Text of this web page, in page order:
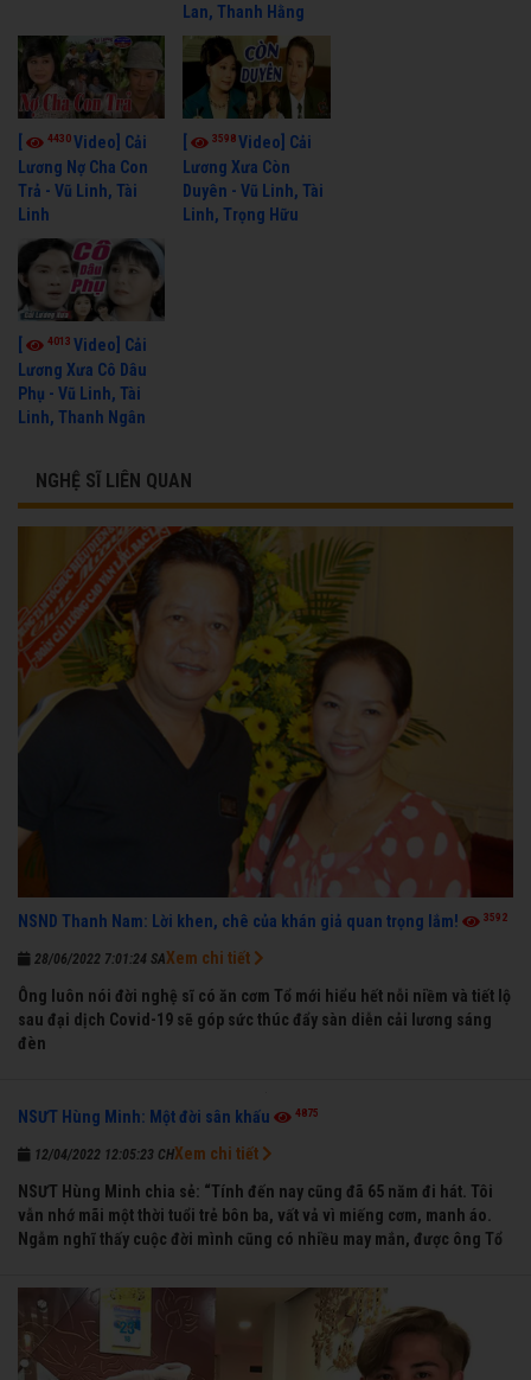
Lan, Thanh Hằng
4430Video] Cải
Lương Nợ Cha Con
Trả - Vũ Linh, Tài
Linh
3598Video] Cải
Lương Xưa Còn
Duyên - Vũ Linh, Tài
Linh, Trọng Hữu
[ 4013 Video] Cải
Lương Xưa Cô Dâu
Phụ - Vũ Linh, Tài
Linh, Thanh Ngân
NGHỆ SĨ LIÊN QUAN
NSND Thanh Nam: Lời khen, chê của khán giả quan trọng lắm! 3592
28/06/2022 7:01:24 SA
Ông luôn nói đời nghệ sĩ có ăn cơm Tổ mới hiểu hết nỗi niềm và tiết lộ
sau đại dịch Covid-19 sẽ góp sức thúc đẩy sàn diễn cải lương sáng
đèn
Xem chi tiết
NSƯT Hùng Minh: Một đời sân khấu 4875
12/04/2022 12:05:23 CH
NSƯT Hùng Minh chia sẻ: “Tính đến nay cũng đã 65 năm đi hát. Tôi
vẫn nhớ mãi một thời tuổi trẻ bôn ba, vất vả vì miếng cơm, manh áo.
Ngẫm nghĩ thấy cuộc đời mình cũng có nhiều may mắn, được ông Tổ
trong dòng đời xuôi ngược nhận được những cơ may để từng bước
thành danh với nghiệp ca diễn”.
Xem chi tiết